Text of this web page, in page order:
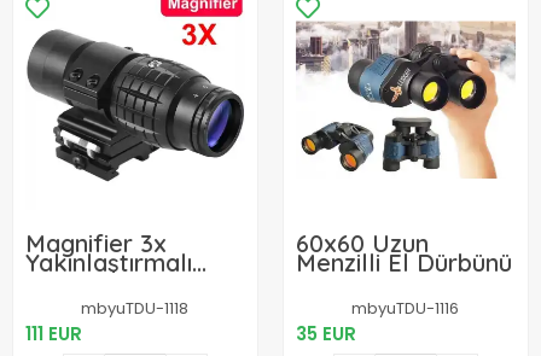
Magnifier 3x
Yakınlaştırmalı
Dürbün - 22mm
Ray Uyumlu,
Katlanır Yaylı
Ayaklı
mbyuTDU-1118
111 EUR
60x60 Uzun
Menzilli El Dürbünü
mbyuTDU-1116
35 EUR